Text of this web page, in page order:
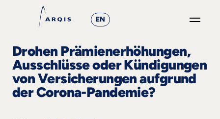
EN
Fokusgruppen
Drohen Prämienerhöhungen,
Ausschlüsse oder Kündigungen
von Versicherungen aufgrund
der Corona-Pandemie?